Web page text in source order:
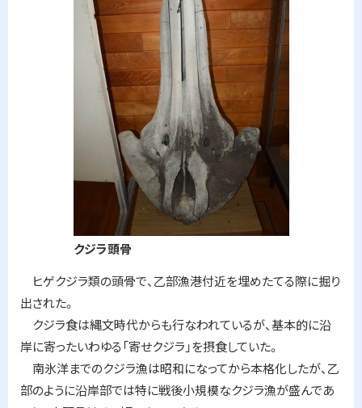
クジラ頭骨
ヒゲクジラ類の頭骨で、乙部漁港付近を埋めたてる際に掘り
出された。
クジラ食は縄文時代からも行なわれているが、基本的に沿
岸に寄ったいわゆる「寄せクジラ」を摂食していた。
南氷洋までのクジラ漁は昭和になってから本格化したが、乙
部のように沿岸部では特に戦後小規模なクジラ漁が盛んであ